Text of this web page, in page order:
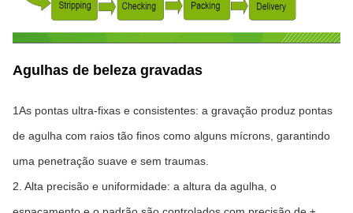
Agulhas de beleza gravadas
1As pontas ultra-fixas e consistentes: a gravação produz pontas
de agulha com raios tão finos como alguns mícrons, garantindo
uma penetração suave e sem traumas.
2. Alta precisão e uniformidade: a altura da agulha, o